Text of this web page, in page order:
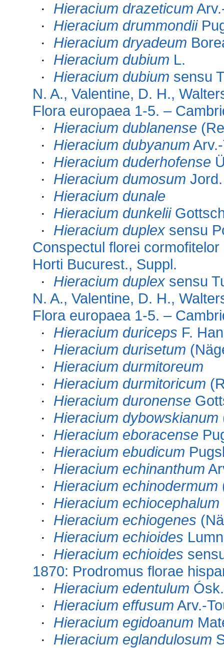
· Hieracium drazeticum
· Hieracium drummondii
· Hieracium dryadeum
· Hieracium dubium L.
· Hieracium dubium sensu
N. A., Valentine, D. H.,
Flora europaea 1-5. –
· Hieracium dublanense
· Hieracium dubyanum
· Hieracium duderhofense
· Hieracium dumosum Jord.
· Hieracium dunale
· Hieracium dunkelii
· Hieracium duplex sensu
Conspectul florei
Horti Bucurest., Suppl.
· Hieracium duplex sensu
N. A., Valentine, D. H.,
Flora europaea 1-5. –
· Hieracium duriceps F.
· Hieracium durisetum
· Hieracium durmitoreum
· Hieracium durmitoricum
· Hieracium duronense
· Hieracium dybowskianum
· Hieracium eboracense
· Hieracium ebudicum
· Hieracium echinanthum
· Hieracium echinodermum
· Hieracium echiocephalum
· Hieracium echiogenes
· Hieracium echioides
· Hieracium echioides
1870: Prodromus florae
· Hieracium edentulum Ósk.
· Hieracium effusum Arv.-
· Hieracium egidoanum
· Hieracium eglandulosum